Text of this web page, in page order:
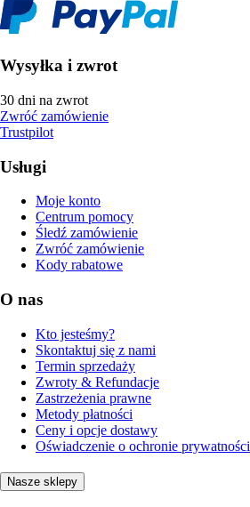
Wysyłka i zwrot
30 dni na zwrot
Zwróć zamówienie
Trustpilot
Usługi
Moje konto
Centrum pomocy
Śledź zamówienie
Zwróć zamówienie
Kody rabatowe
O nas
Kto jesteśmy?
Skontaktuj się z nami
Termin sprzedaży
Zwroty & Refundacje
Zastrzeżenia prawne
Metody płatności
Ceny i opcje dostawy
Oświadczenie o ochronie prywatności
Nasze sklepy